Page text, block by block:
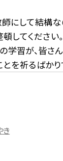
にして結構な
してください。
学習が、皆さ
を祈るばかり
き